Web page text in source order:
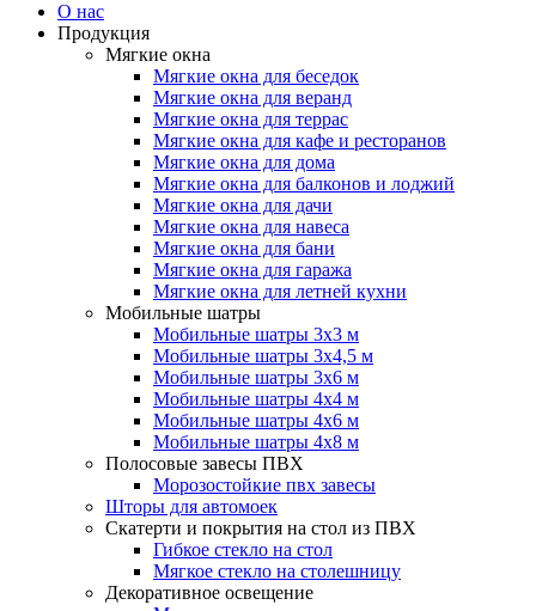
О нас
Продукция
Мягкие окна
Мягкие окна для беседок
Мягкие окна для веранд
Мягкие окна для террас
Мягкие окна для кафе и ресторанов
Мягкие окна для дома
Мягкие окна для балконов и лоджий
Мягкие окна для дачи
Мягкие окна для навеса
Мягкие окна для бани
Мягкие окна для гаража
Мягкие окна для летней кухни
Мобильные шатры
Мобильные шатры 3х3 м
Мобильные шатры 3х4,5 м
Мобильные шатры 3х6 м
Мобильные шатры 4х4 м
Мобильные шатры 4х6 м
Мобильные шатры 4х8 м
Полосовые завесы ПВХ
Морозостойкие пвх завесы
Шторы для автомоек
Скатерти и покрытия на стол из ПВХ
Гибкое стекло на стол
Мягкое стекло на столешницу
Декоративное освещение